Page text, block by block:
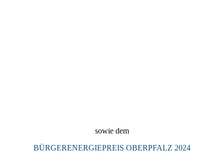
sowie dem
BÜRGERENERGIEPREIS OBERPFALZ 2024